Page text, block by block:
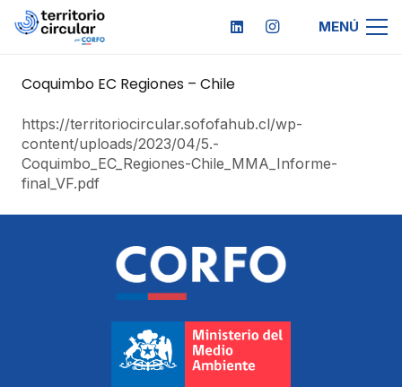
MENÚ
Coquimbo EC Regiones – Chile
https://territoriocircular.sofofahub.cl/wp-
content/uploads/2023/04/5.-
Coquimbo_EC_Regiones-Chile_MMA_Informe-
final_VF.pdf